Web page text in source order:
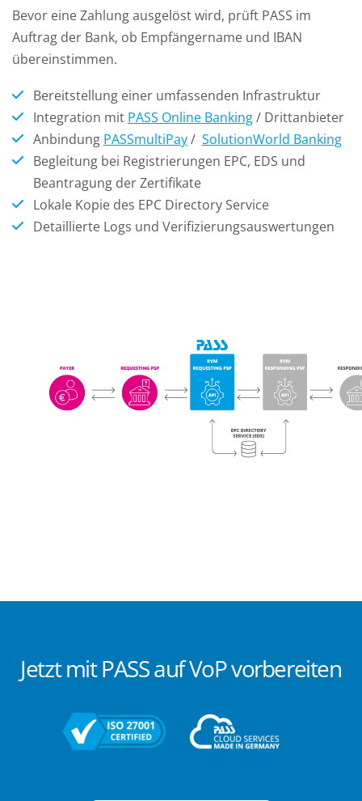
Bevor eine Zahlung ausgelöst wird, prüft PASS im
Auftrag der Bank, ob Empfängername und IBAN
übereinstimmen.
Bereitstellung einer umfassenden Infrastruktur
Integration mit PASS Online Banking/ Drittanbieter
Anbindung PASSmultiPay/ SolutionWorld Banking
Begleitung bei Registrierungen EPC, EDS und
Beantragung der Zertifikate
Lokale Kopie des EPC Directory Service
Detaillierte Logs und Verifizierungsauswertungen
Jetzt mit PASS auf VoP vorbereiten